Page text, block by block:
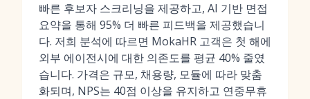
빠른 후보자 스크리닝을 제공하고, AI 기반 면접
요약을 통해 95% 더 빠른 피드백을 제공했습니
다. 저희 분석에 따르면 MokaHR 고객은 첫 해에
외부 에이전시에 대한 의존도를 평균 40% 줄였
습니다. 가격은 규모, 채용량, 모듈에 따라 맞춤
화되며, NPS는 40점 이상을 유지하고 연중무휴